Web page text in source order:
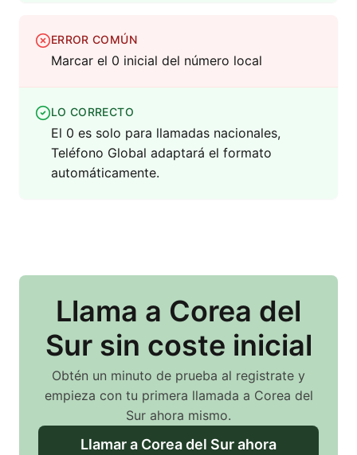
ERROR COMÚN
Marcar el 0 inicial del número local
LO CORRECTO
El 0 es solo para llamadas nacionales,
Teléfono Global adaptará el formato
automáticamente.
Llama a Corea del
Sursin coste inicial
Obtén un minuto de prueba al registrate y
empieza con tu primera llamada a Corea del
Sur ahora mismo.
Llamara Corea del Surahora